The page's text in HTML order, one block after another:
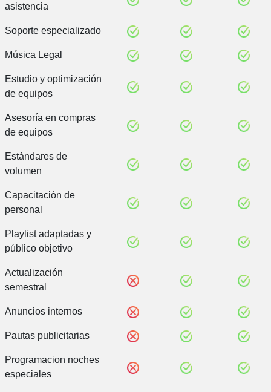
asistencia
Soporte especializado
Música Legal
Estudio y optimización
de equipos
Asesoría en compras
de equipos
Estándares de
volumen
Capacitación de
personal
Playlist adaptadas y
público objetivo
Actualización
semestral
Anuncios internos
Pautas publicitarias
Programacion noches
especiales